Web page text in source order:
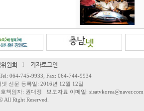
원회 l 기자로그인
064-745-9933, Fax: 064-744-9934
신문 등록일: 2016년 12월 12일
책임자: 권대정 보도자료 이메일:
All Right Reserved.